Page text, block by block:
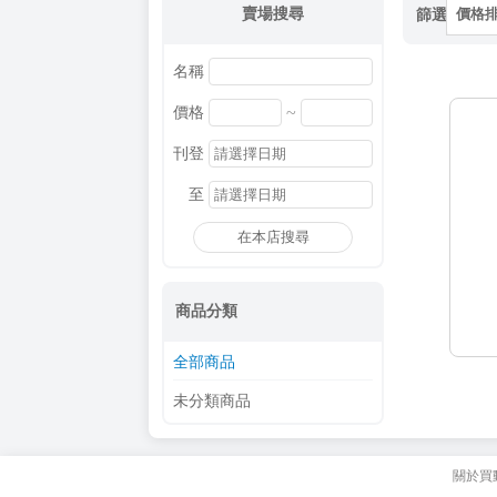
賣場搜尋
名稱
價格 ~
刊登
至
在本店搜尋
商品分類
全部商品
未分類商品
篩選 價格
關於買